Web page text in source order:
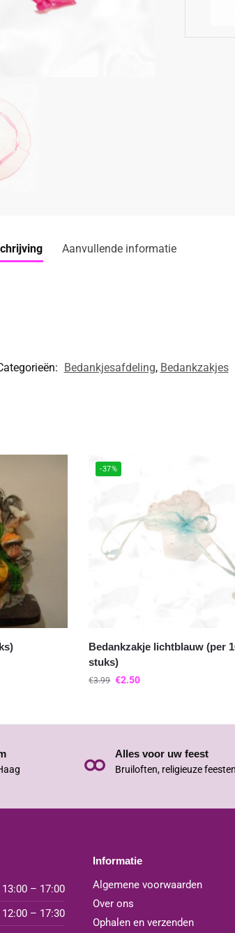
Aanvullende informatie
Bedankjesafdeling, Bedankzakjes
-37%
Bedankzakje lichtblauw (per
stuks)
€3.99 €2.50
Alles voor uw feest
Bruiloften, religieuze
13:00 – 17:00
12:00 – 17:30
Informatie
Algemene voorwaarden
Over ons
Ophalen en verzenden